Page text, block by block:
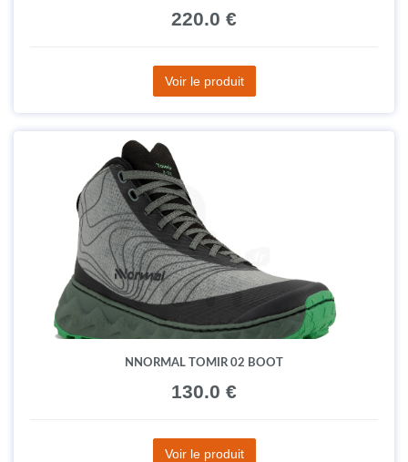
220.0 €
Voir le produit
NNORMAL TOMIR 02 BOOT
130.0 €
Voir le produit